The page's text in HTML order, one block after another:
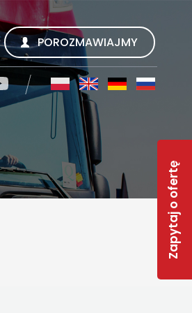
Zapytaj o ofertę
SP. Z O.O.
POROZMAWIAJMY